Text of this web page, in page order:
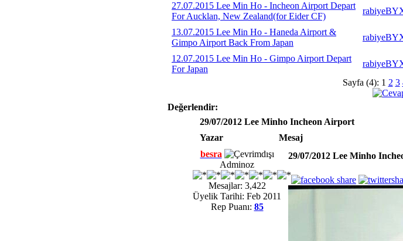
27.07.2015 Lee Min Ho - Incheon Airport Depart
For Aucklan, New Zealand(for Eider CF)
13.07.2015 Lee Min Ho - Haneda Airport &
Gimpo Airport Back From Japan
12.07.2015 Lee Min Ho - Gimpo Airport Depart
For Japan
Sayfa (4): 1 2 3
Değerlendir:
29/07/2012 Lee Minho Incheon Airport
Yazar
Mesaj
besra
Adminoz
Mesajlar: 3,422
Üyelik Tarihi: Feb 2011
Rep Puanı: 85
29/07/2012 Lee Minho